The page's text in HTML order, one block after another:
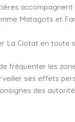
Matagots et
La Ciotat en toute
fréquenter les
ses effets
des